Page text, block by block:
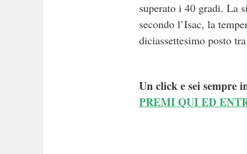
superato i 40 gradi. La
secondo l’Isac, la
diciassettesimo posto
Un click e sei sempre
PREMI QUI ED